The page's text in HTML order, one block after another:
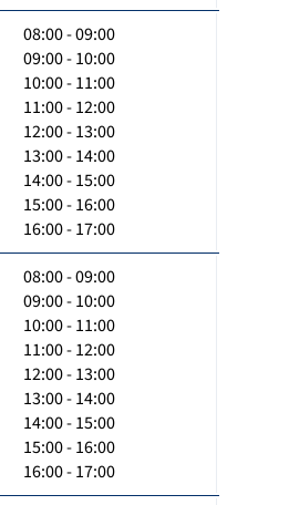
08:00 - 09:00
09:00 - 10:00
10:00 - 11:00
11:00 - 12:00
12:00 - 13:00
13:00 - 14:00
14:00 - 15:00
15:00 - 16:00
16:00 - 17:00
08:00 - 09:00
09:00 - 10:00
10:00 - 11:00
11:00 - 12:00
12:00 - 13:00
13:00 - 14:00
14:00 - 15:00
15:00 - 16:00
16:00 - 17:00